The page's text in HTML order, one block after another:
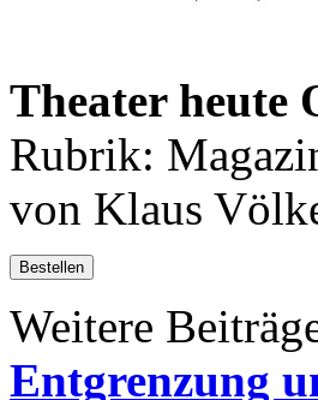
Theater heute
Rubrik:
von Klaus
Bestellen
Weitere
Entgrenzung